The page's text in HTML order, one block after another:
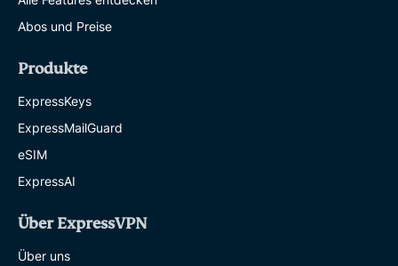
Abos und Preise
Produkte
ExpressKeys
ExpressMailGuard
eSIM
ExpressAI
Über ExpressVPN
Über uns